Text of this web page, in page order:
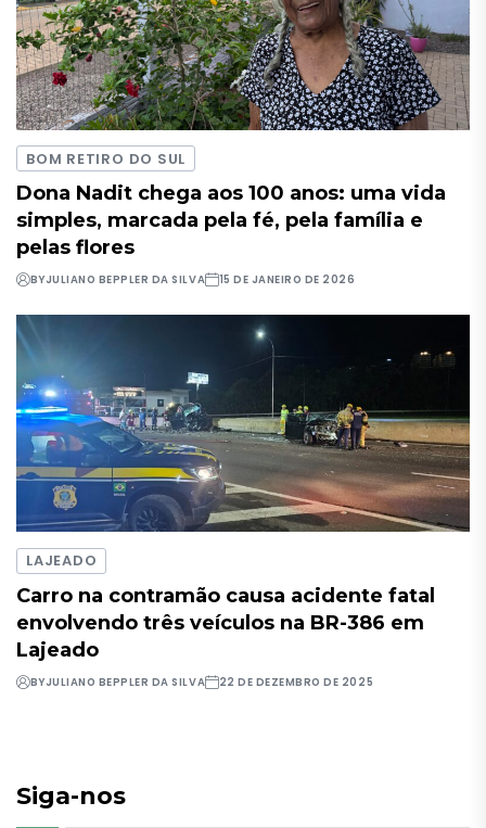
BOM RETIRO DO SUL
Dona Nadit chega aos 100 anos: uma vida
simples, marcada pela fé, pela família e
pelas flores
BYJULIANO BEPPLER DA SILVA 15 DE JANEIRO DE 2026
LAJEADO
Carro na contramão causa acidente fatal
envolvendo três veículos na BR-386 em
Lajeado
BYJULIANO BEPPLER DA SILVA 22 DE DEZEMBRO DE 2025
Siga-nos